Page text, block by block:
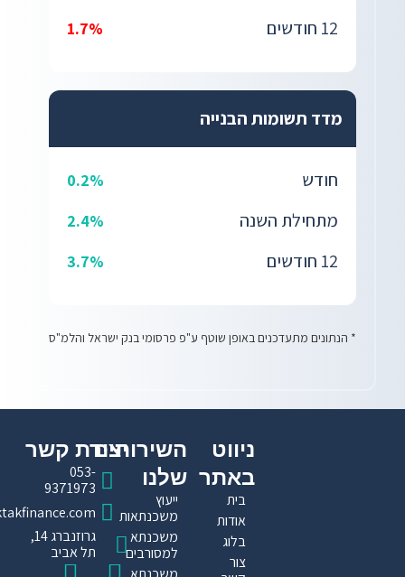
12 חודשים 1.7%
מדד תשומות הבנייה
חודש 0.2%
מתחילת השנה 2.4%
12 חודשים 3.7%
* הנתונים מתעדכנים באופן שוטף ע"פ פרסומי בנק ישראל והלמ"ס
ניווט
באתר
בית
אודות
בלוג
צור
השירותים
שלנו
ייעוץ
משכנתאות
משכנתא
למסורבים
יצירת קשר​
053-
9371973
גרוזנברג 14,
תל אביב